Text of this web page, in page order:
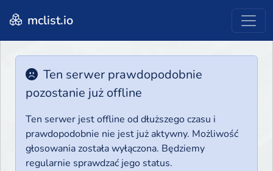
mclist.io
Ten serwer prawdopodobnie
pozostanie już offline
Ten serwer jest offline od dłuższego czasu i
prawdopodobnie nie jest już aktywny. Możliwość
głosowania została wyłączona. Będziemy
regularnie sprawdzać jego status.